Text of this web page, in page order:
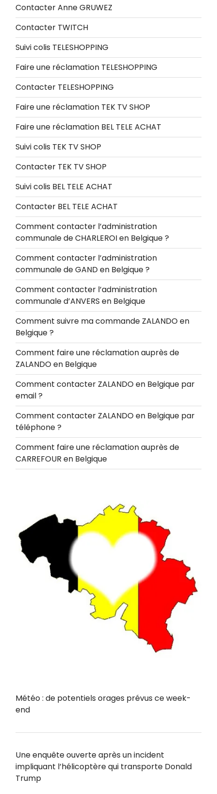
Contacter Anne GRUWEZ
Contacter TWITCH
Suivi colis TELESHOPPING
Faire une réclamation TELESHOPPING
Contacter TELESHOPPING
Faire une réclamation TEK TV SHOP
Faire une réclamation BEL TELE ACHAT
Suivi colis TEK TV SHOP
Contacter TEK TV SHOP
Suivi colis BEL TELE ACHAT
Contacter BEL TELE ACHAT
Comment contacter l’administration
communale de CHARLEROI en Belgique ?
Comment contacter l’administration
communale de GAND en Belgique ?
Comment contacter l’administration
communale d’ANVERS en Belgique
Comment suivre ma commande ZALANDO en
Belgique ?
Comment faire une réclamation auprès de
ZALANDO en Belgique
Comment contacter ZALANDO en Belgique par
email ?
Comment contacter ZALANDO en Belgique par
téléphone ?
Comment faire une réclamation auprès de
CARREFOUR en Belgique
Météo : de potentiels orages prévus ce week-
end
Une enquête ouverte après un incident
impliquant l’hélicoptère qui transporte Donald
Trump